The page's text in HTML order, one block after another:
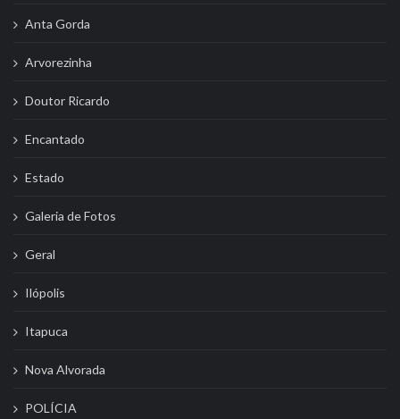
Anta Gorda
Arvorezinha
Doutor Ricardo
Encantado
Estado
Galeria de Fotos
Geral
Ilópolis
Itapuca
Nova Alvorada
POLÍCIA